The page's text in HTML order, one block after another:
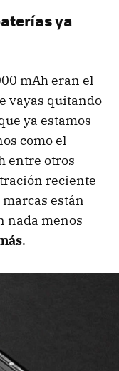
ya
mAh eran el
vayas quitando
ya estamos
como el
entre otros
reciente
están
nada menos
.